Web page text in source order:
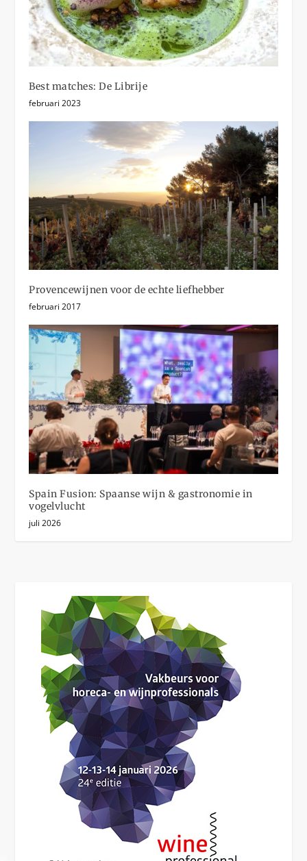
Best matches: De Librije
februari 2023
Provencewijnen voor de echte liefhebber
februari 2017
Spain Fusion: Spaanse wijn & gastronomie in
vogelvlucht
juli 2026